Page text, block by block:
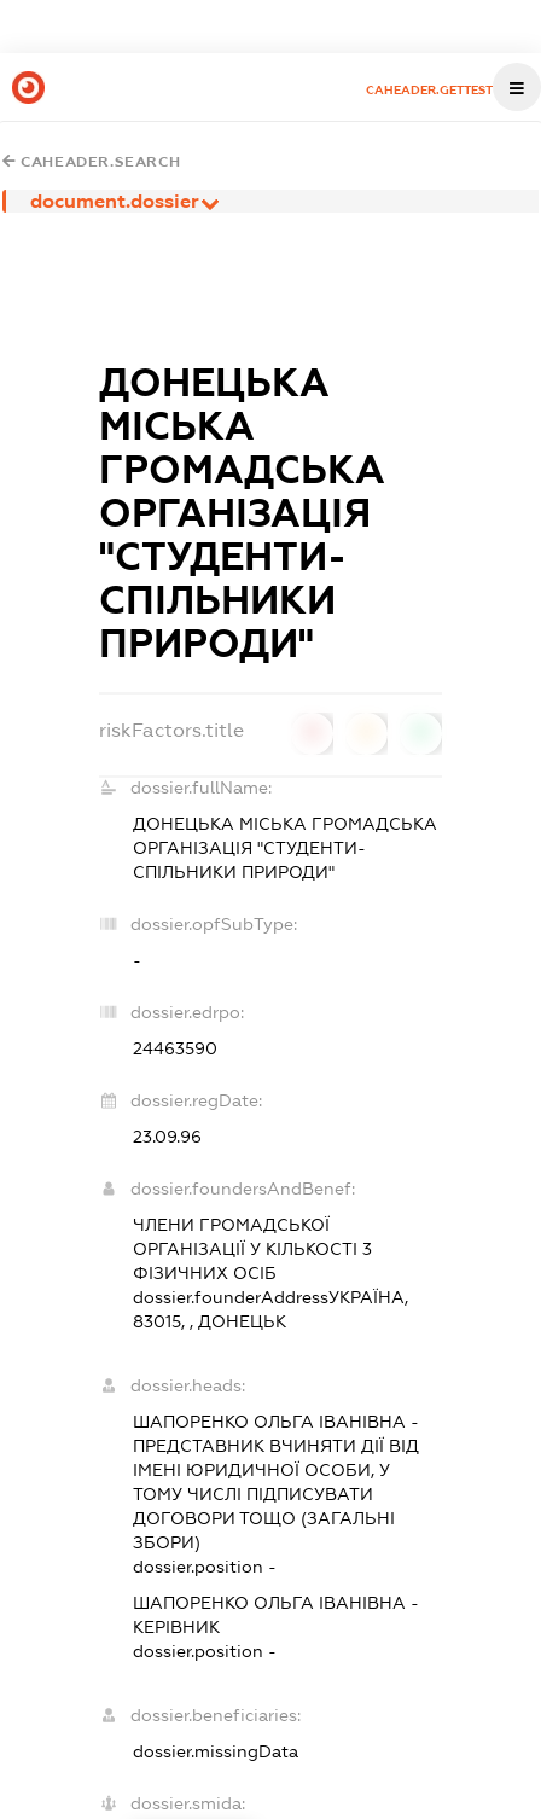
CAHEADER.GETTEST
CAHEADER.SEARCH
document.dossier
ДОНЕЦЬКА
МІСЬКА
ГРОМАДСЬКА
ОРГАНІЗАЦІЯ
"СТУДЕНТИ-
СПІЛЬНИКИ
ПРИРОДИ"
riskFactors.title
dossier.fullName:
ДОНЕЦЬКА МІСЬКА ГРОМАДСЬКА
ОРГАНІЗАЦІЯ "СТУДЕНТИ-
СПІЛЬНИКИ ПРИРОДИ"
dossier.opfSubType:
-
dossier.edrpo:
24463590
dossier.regDate:
23.09.96
dossier.foundersAndBenef:
ЧЛЕНИ ГРОМАДСЬКОЇ
ОРГАНІЗАЦІЇ У КІЛЬКОСТІ 3
ФІЗИЧНИХ ОСІБ
dossier.founderAddressУКРАЇНА,
83015, , ДОНЕЦЬК
dossier.heads:
ШАПОРЕНКО ОЛЬГА ІВАНІВНА -
ПРЕДСТАВНИК ВЧИНЯТИ ДІЇ ВІД
ІМЕНІ ЮРИДИЧНОЇ ОСОБИ, У
ТОМУ ЧИСЛІ ПІДПИСУВАТИ
ДОГОВОРИ ТОЩО (ЗАГАЛЬНІ
ЗБОРИ)
dossier.position -
ШАПОРЕНКО ОЛЬГА ІВАНІВНА -
КЕРІВНИК
dossier.position -
dossier.beneficiaries:
dossier.missingData
dossier.smida: